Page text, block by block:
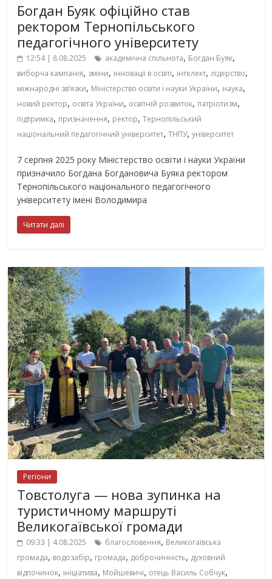
Богдан Буяк офіційно став
ректором Тернопільського
педагогічного університету
12:54 | 8.08.2025 академічна спільнота, Богдан Буяк,
виборча кампанія, зміни, інновації в освіті, інтелект,лідерство,
міжнародні зв’язки, Міністерство освіти і науки України, наука,
новий ректор, освіта України, освітній розвиток, патріотизм,
підтримка, призначення, ректор,Тернопільський
національний педагогічний університет,ТНПУ,університет
7 серпня 2025 року Міністерство освіти і науки України
призначило Богдана Богдановича Буяка ректором
Тернопільського національного педагогічного
університету імені Володимира
Читати далі
Регіони
Товстолуга — нова зупинка на
туристичному маршруті
Великогаївської громади
09:33 | 4.08.2025 благословення, Великогаївська
громада, водозабір, громада, доброчинність, духовний
відпочинок, ініціатива, Мойшевичі, отець Василь Собчук,